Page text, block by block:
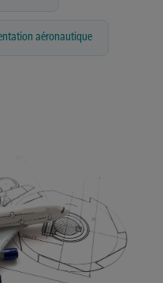
aéronautique